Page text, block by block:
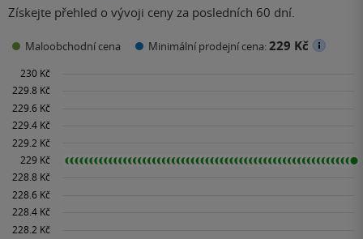
Získejte přehled o vývoji ceny za posledních 60 dní.
Maloobchodní cena Minimální prodejní cena:229 Kč